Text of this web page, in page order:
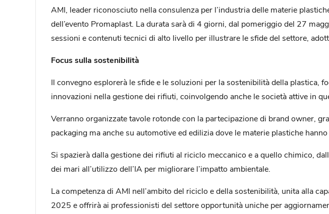
AMI, leader riconosciuto nella consulenza per l’industria delle materie
dell’evento Promaplast. La durata sarà di 4 giorni, dal pomeriggio del 27
sessioni e contenuti tecnici di alto livello per illustrare le sfide del settore,
Focus sulla sostenibilità
Il convegno esplorerà le sfide e le soluzioni per la sostenibilità della plastica,
innovazioni nella gestione dei rifiuti, coinvolgendo anche le società attive in
Verranno organizzate tavole rotonde con la partecipazione di brand owner,
packaging ma anche su automotive ed edilizia dove le materie plastiche
Si spazierà dalla gestione dei rifiuti al riciclo meccanico e a quello chimico,
dei mari all’utilizzo dell’IA per migliorare l’impatto ambientale.
La competenza di AMI nell’ambito del riciclo e della sostenibilità, unita alla
2025 e offrirà ai professionisti del settore opportunità uniche per